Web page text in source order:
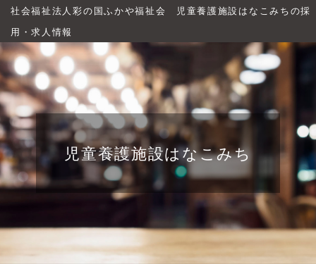
社会福祉法人彩の国ふかや福祉会 児童養護施設はなこみちの採
用・求人情報
児童養護施設はなこみち